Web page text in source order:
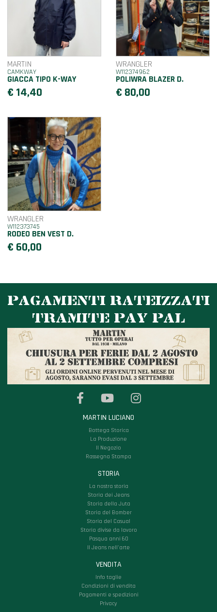
MARTIN
CAMKWAY
GIACCA TIPO K-WAY
€ 14,40
WRANGLER
W112374962
POLIWRA BLAZER D.
€ 80,00
WRANGLER
W112373745
RODEO BEN VEST D.
€ 60,00
PAGAMENTI RATEIZZATI
TRAMITE PAY PAL
MARTIN LUCIANO
Bottega Storica
La Produzione
Il Negozio
Rassegna Stampa
STORIA
La nostra storia
Storia dei Jeans
Storia della Juta
Storia del Bomber
Storia del Casual
Storia divise da lavoro
Pasqua anni 60
Il Jeans nell'arte
VENDITA
Info taglie
Condizioni di vendita
Pagamenti e spedizioni
Privacy